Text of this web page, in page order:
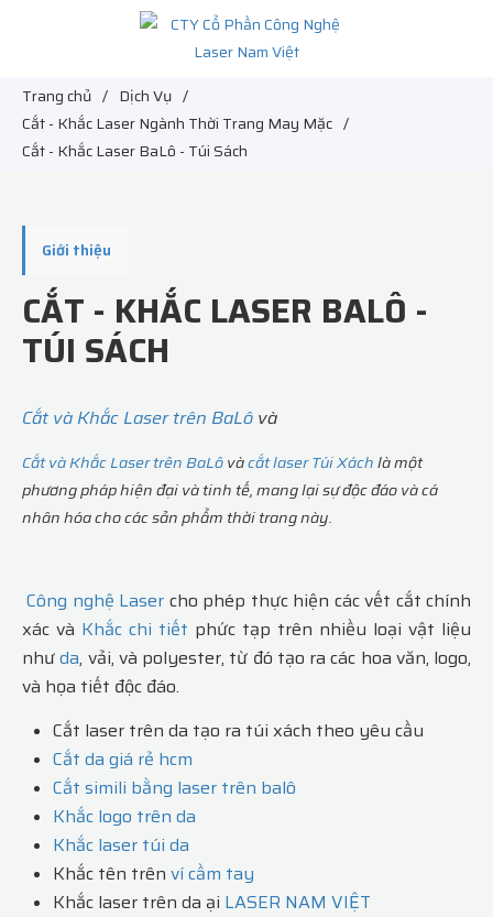
Trang chủ / Dịch Vụ /
Cắt - Khắc Laser Ngành Thời Trang May Mặc /
Cắt - Khắc Laser BaLô - Túi Sách
Giới thiệu
CẮT - KHẮC LASER BALÔ -
TÚI SÁCH
Cắt và Khắc Laser trên BaLô và
Cắt và Khắc Laser trên BaLôvàcắt laser Túi Xáchlà một
phương pháp hiện đại và tinh tế, mang lại sự độc đáo và cá
nhân hóa cho các sản phẩm thời trang này.
Công nghệ Laser cho phép thực hiện các vết cắt chính
xác và Khắc chi tiết phức tạp trên nhiều loại vật liệu
nhưda, vải, và polyester, từ đó tạo ra các hoa văn, logo,
và họa tiết độc đáo.
Cắt laser trên da tạo ra túi xách theo yêu cầu
Cắt da giá rẻ hcm
Cắt simili bằng laser trên balô
Khắc logo trên da
Khắc laser túi da
Khắc tên trên ví cầm tay
Khắc laser trên da ại LASER NAM VIỆT